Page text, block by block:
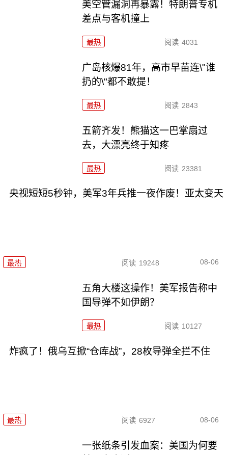
美空管漏洞再暴露！特朗普专机
差点与客机撞上
最热 阅读 4031
广岛核爆81年，高市早苗连\"谁
扔的\"都不敢提！
最热 阅读 2843
五箭齐发！熊猫这一巴掌扇过
去，大漂亮终于知疼
最热 阅读 23381
央视短短5秒钟，美军3年兵推一夜作废！亚太变天
最热 阅读 19248 08-06
五角大楼这操作！美军报告称中
国导弹不如伊朗？
最热 阅读 10127
炸疯了！俄乌互掀“仓库战”，28枚导弹全拦不住
最热 阅读 6927 08-06
一张纸条引发血案：美国为何要